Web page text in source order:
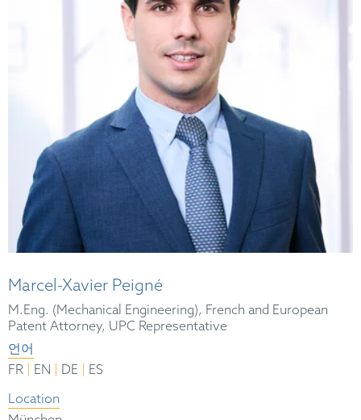
Marcel-Xavier Peigné
M.Eng. (Mechanical Engineering), French and European
Patent Attorney, UPC Representative
언어
FR
EN DE
ES
Location